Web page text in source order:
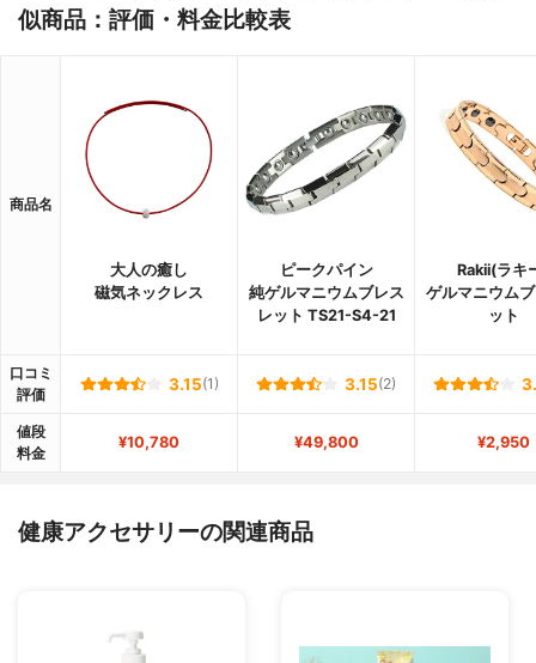
似商品：評価・料金比較表
商品名
大人の癒し
磁気ネックレス
ピークパイン
純ゲルマニウムブレス
レット TS21-S4-21
Rakii(ラキ
ゲルマニウム
ット
口コミ
評価
3.15(1) 3.15(2)
値段
料金
¥10,780 ¥49,800 ¥2,950
健康アクセサリーの関連商品